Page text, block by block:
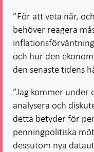
”För att veta när,
behöver reagera
och hur den
den senaste tidens
”Jag kommer under
analysera och
detta betyder för
penningpolitiska
dessutom nya